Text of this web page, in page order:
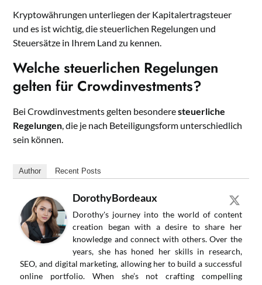
Kryptowährungen unterliegen der Kapitalertragsteuer
und es ist wichtig, die steuerlichen Regelungen und
Steuersätze in Ihrem Land zu kennen.
Welche steuerlichen Regelungen
gelten für Crowdinvestments?
Bei Crowdinvestments gelten besonderesteuerliche
Regelungen, die je nach Beteiligungsform unterschiedlich
sein können.
Author Recent Posts
DorothyBordeaux
Dorothy's journey into the world of content
creation began with a desire to share her
knowledge and connect with others. Over the
years, she has honed her skills in research,
SEO, and digital marketing, allowing her to build a successful
online portfolio. When she’s not crafting compelling